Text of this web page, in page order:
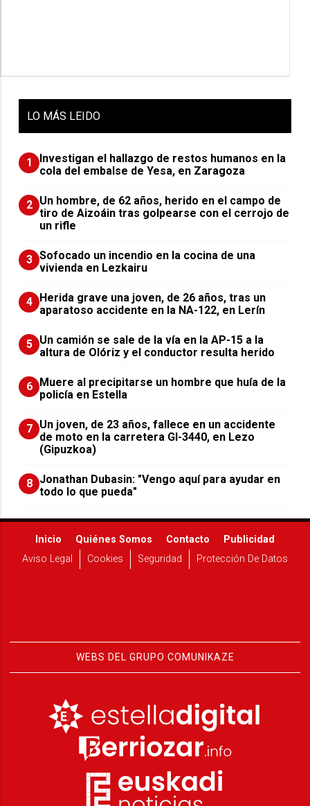
LO MÁS LEIDO
1
Investigan el hallazgo de restos humanos en la
cola del embalse de Yesa, en Zaragoza
2 Un hombre, de 62 años, herido en el campo de
tiro de Aizoáin tras golpearse con el cerrojo de
un rifle
3 Sofocado un incendio en la cocina de una
vivienda en Lezkairu
4 Herida grave una joven, de 26 años, tras un
aparatoso accidente en la NA-122, en Lerín
5 Un camión se sale de la vía en la AP-15 a la
altura de Olóriz y el conductor resulta herido
6 Muere al precipitarse un hombre que huía de la
policía en Estella
7 Un joven, de 23 años, fallece en un accidente
de moto en la carretera GI-3440, en Lezo
(Gipuzkoa)
8 Jonathan Dubasin: "Vengo aquí para ayudar en
todo lo que pueda"
Inicio Quiénes Somos Contacto
Publicidad
Aviso Legal
Cookies Seguridad Protección De Datos
WEBS DEL GRUPO COMUNIKAZE